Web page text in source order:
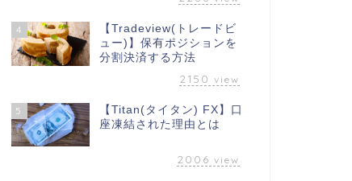
4
【Tradeview(トレードビ
ュー)】保有ポジションを
分割決済する方法
2150 view
5
【Titan(タイタン) FX】口
座凍結された理由とは
2006 view